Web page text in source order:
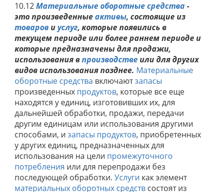
10.12Материальные оборотные средства-
это произведенныеактивы, состоящие из
товаров иуслуг, которые появились в
текущем периоде или более раннем периоде и
которые предназначены для продажи,
использования впроизводстве или для других
видов использования позднее. Материальные
оборотные средства включаютзапасы
произведенных продуктов, которые все еще
находятся у единиц, изготовивших их, для
дальнейшей обработки, продажи, передачи
другим единицам или использования другими
способами, и запасы продуктов, приобретенных
у других единиц, предназначенных для
использования на цели промежуточного
потребления или для перепродажи без
последующей обработки. Услуги как элемент
материальных оборотных средств состоят из